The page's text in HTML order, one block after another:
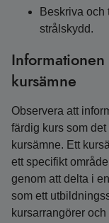
Beskriva och
strålskydd.
kursämne
Observera att
färdig kurs som
kursämne. Ett
ett specifikt
genom att delta i
som ett
kursarrangörer